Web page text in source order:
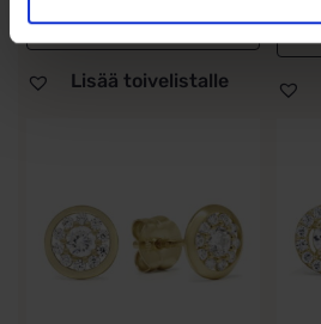
Lue lisää
Lisää toivelistalle